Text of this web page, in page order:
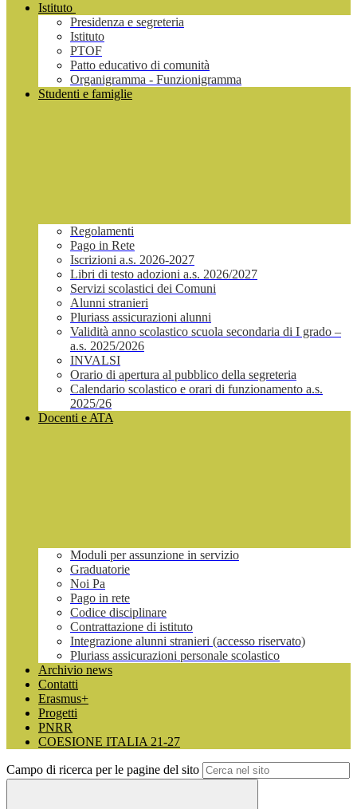
Istituto
Presidenza e segreteria
Istituto
PTOF
Patto educativo di comunità
Organigramma - Funzionigramma
Studenti e famiglie
Regolamenti
Pago in Rete
Iscrizioni a.s. 2026-2027
Libri di testo adozioni a.s. 2026/2027
Servizi scolastici dei Comuni
Alunni stranieri
Pluriass assicurazioni alunni
Validità anno scolastico scuola secondaria di I grado –
a.s. 2025/2026
INVALSI
Orario di apertura al pubblico della segreteria
Calendario scolastico e orari di funzionamento a.s.
2025/26
Docenti e ATA
Moduli per assunzione in servizio
Graduatorie
Noi Pa
Pago in rete
Codice disciplinare
Contrattazione di istituto
Integrazione alunni stranieri (accesso riservato)
Pluriass assicurazioni personale scolastico
Archivio news
Contatti
Erasmus+
Progetti
PNRR
COESIONE ITALIA 21-27
Campo di ricerca per le pagine del sito